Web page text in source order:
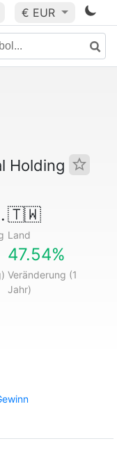
€ EUR
Holding
🇹🇼
Land
47.54%
Veränderung (1
Jahr)